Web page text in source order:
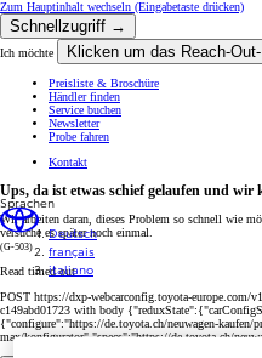
Zum Hauptinhalt wechseln (Eingabetaste drücken)
Schnellzugriff →
Ich möchte Klicken um das Reach-
Preisliste & Broschüre
Händler finden
Service buchen
Newsletter
Probe fahren
Kontakt
Sprachen
Deutsch
français
italiano
Ups, da ist etwas schief gelaufen und
Wir arbeiten daran, dieses Problem so schnell wie
versuche es später noch einmal.
(G-503)
Read timed out
POST https://dxp-webcarconfig.toyota-europe.com/
c149abd01723 with body
{"configure":"https://de.toyota.ch/neuwagen-kaufen/
max/konfigurator","specs":"https://de.toyota.ch/